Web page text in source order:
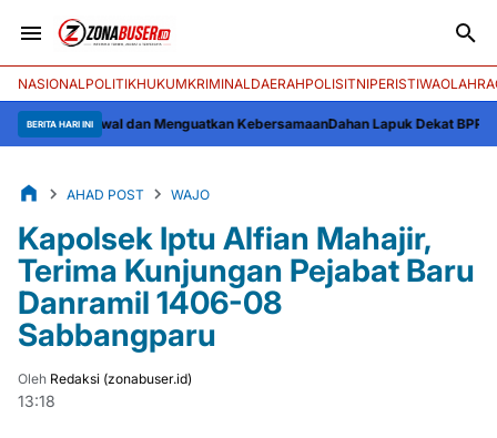
NASIONALPOLITIKHUKUMKRIMINALDAERAHPOLISITNIPERISTIWA
BERITA HARI INI
dan Menguatkan KebersamaanDahan Lapuk Dekat BPP Liliriaja
AHAD POST WAJO
Kapolsek Iptu Alfian Mahajir,
Terima Kunjungan Pejabat Baru
Danramil 1406-08
Sabbangparu
Oleh Redaksi (zonabuser.id)
13:18